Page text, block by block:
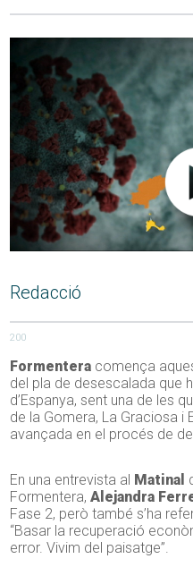
Redacció
200
Formentera comença
del pla de desescalada que
d’Espanya, sent una de les
de la Gomera, La Graciosa i
avançada en el procés de
En una entrevista al Matinal
Formentera,Alejandra
Fase 2, però també s’ha
“Basar la recuperació
error. Vivim del paisatge”.